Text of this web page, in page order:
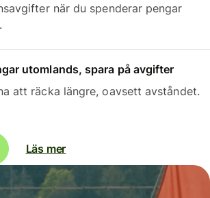
när du spenderar pengar
utomlands, spara på avgifter
att räcka längre, oavsett avståndet.
Läs mer